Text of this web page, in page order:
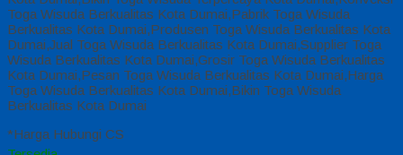
Toga Wisuda Berkualitas Kota Dumai,Pabrik Toga Wisuda
Berkualitas Kota Dumai,Produsen Toga Wisuda Berkualitas Kota
Dumai,Jual Toga Wisuda Berkualitas Kota Dumai,Supplier Toga
Wisuda Berkualitas Kota Dumai,Grosir Toga Wisuda Berkualitas
Kota Dumai,Pesan Toga Wisuda Berkualitas Kota Dumai,Harga
Toga Wisuda Berkualitas Kota Dumai,Bikin Toga Wisuda
Berkualitas Kota Dumai
*Harga Hubungi CS